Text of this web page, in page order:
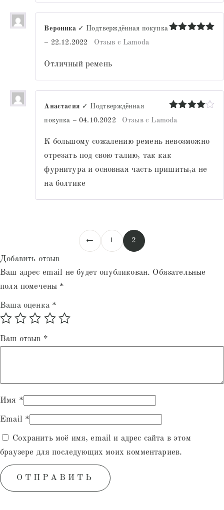
Вероника ✓ Подтверждённая покупка
– 22.12.2022 Отзыв с Lamoda
Отличный ремень
Оценка
из 5
Анастасия ✓ Подтверждённая
покупка – 04.10.2022 Отзыв с Lamoda
К большому сожалению ремень невозможно
отрезать под свою талию, так как
фурнитура и основная часть пришиты,а не
на болтике
← 1 2
Добавить отзыв
Ваш адрес email не будет опубликован. Обязательные
поля помечены *
Ваша оценка *
Ваш отзыв *
Имя *
Email *
Сохранить моё имя, email и адрес сайта в этом
браузере для последующих моих комментариев.